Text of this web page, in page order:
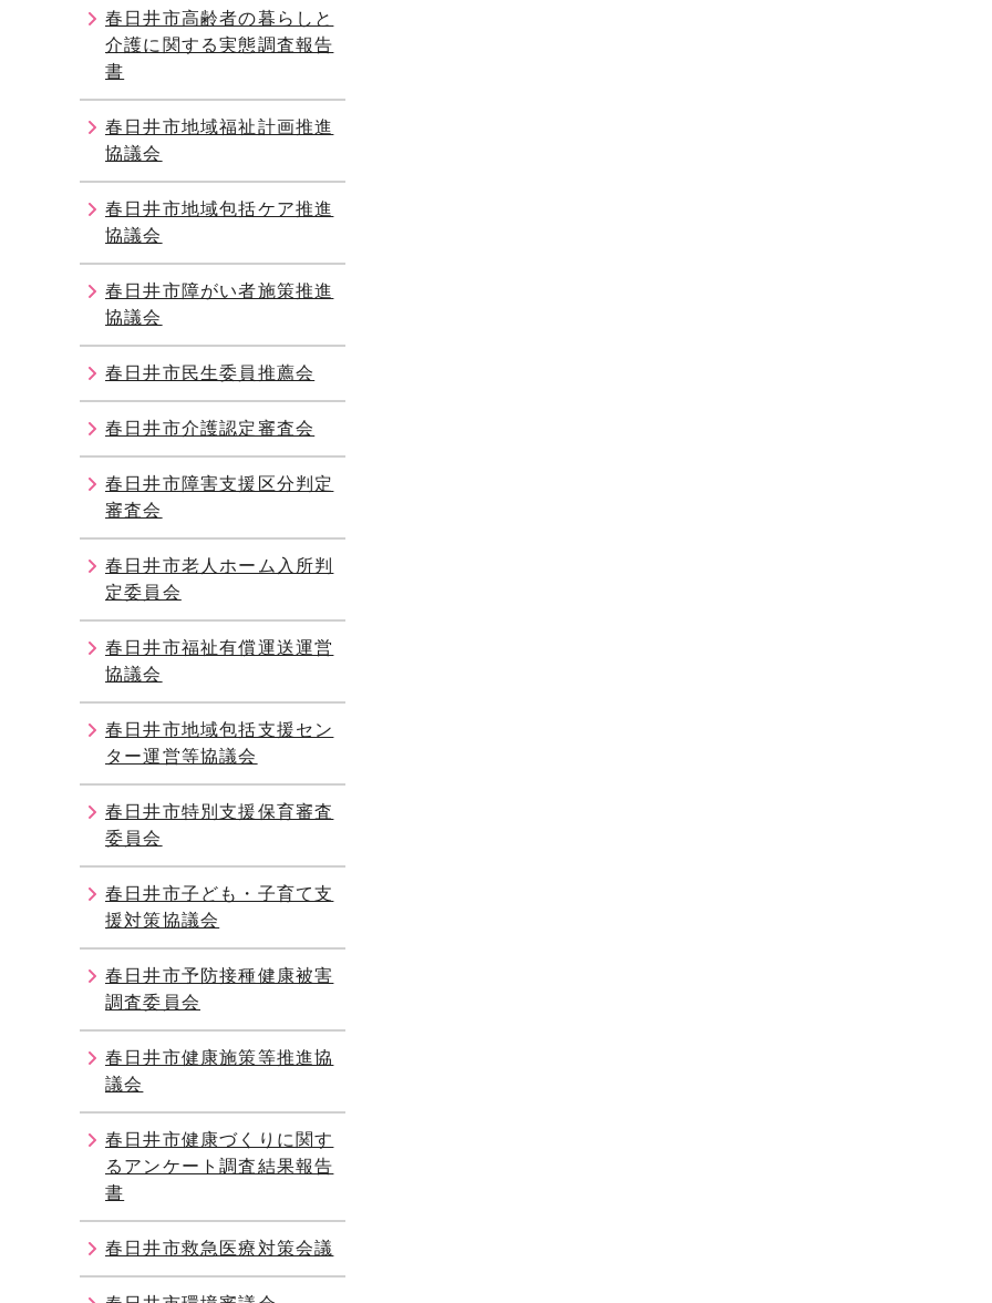
春日井市高齢者の暮らしと
介護に関する実態調査報告
書
春日井市地域福祉計画推進
協議会
春日井市地域包括ケア推進
協議会
春日井市障がい者施策推進
協議会
春日井市民生委員推薦会
春日井市介護認定審査会
春日井市障害支援区分判定
審査会
春日井市老人ホーム入所判
定委員会
春日井市福祉有償運送運営
協議会
春日井市地域包括支援セン
ター運営等協議会
春日井市特別支援保育審査
委員会
春日井市子ども・子育て支
援対策協議会
春日井市予防接種健康被害
調査委員会
春日井市健康施策等推進協
議会
春日井市健康づくりに関す
るアンケート調査結果報告
書
春日井市救急医療対策会議